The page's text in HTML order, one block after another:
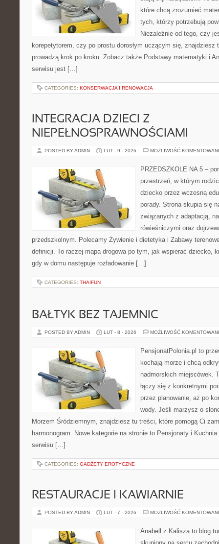
które chcą zrozumieć
tych, którzy potrzebują
Niezależnie od tego, czy
korepetytorem, czy po prostu dorosłym uczącym się, znajdziesz
prowadzą krok po kroku. Zobacz także Podstawy matematyki i
serwisu jest […]
CATEGORIES: KONSERWACJA I RENOWACJA
INTEGRACJA DZIECI Z
NIEPEŁNOSPRAWNOŚCIAMI
POSTED BY ADMIN LUT - 9 - 2026 MOŻLIWOŚĆ
PRZEDSZKOLE NA 5 –
przestrzeń, w którym
dziecko przez wczesną
porady. Strona skupia się
związanych z adaptacją,
rówieśniczymi oraz
przedszkolnym. Polecamy Żywienie i dietetyka i Zabawy
definicji. To raczej mapa drogowa po tym, jak wspierać dziecko,
gdy w domu następuje rozładowanie […]
CATEGORIES: THAIFUN
BAŁTYK BEZ TAJEMNIC
POSTED BY ADMIN LUT - 8 - 2026 MOŻLIWOŚĆ
PensjonatPolonia.pl to
kochają morze i chcą
nadmorskich miejscówek.
łączy się z konkretnymi
przez planowanie, aż po
wody. Jeśli marzysz o
Morzem Śródziemnym, znajdziesz tu treści, które pomogą Ci
harmonogram. Nowe kategorie na stronie to Pensjonaty i Kuchnia
serwisu […]
CATEGORIES: GADŻETY EROTYCZNE
RESTAURACJE I KAWIARNIE
POSTED BY ADMIN LUT - 7 - 2026 MOŻLIWOŚĆ
Anabell z Kalisza to blog